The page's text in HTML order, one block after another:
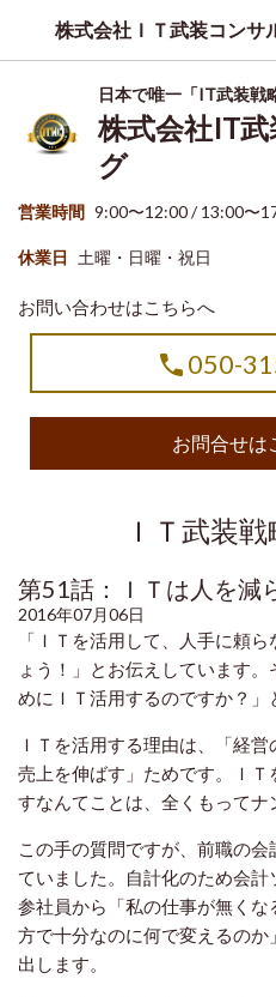
株式会社ＩＴ武装コンサ
日本で唯一「IT武装戦
株式会社IT
グ
営業時間 9:00〜12:00 / 13:00〜
休業日 土曜・日曜・祝日
お問い合わせはこちらへ
050-
お問合せは
ＩＴ武装
第51話：ＩＴは人を減
2016年07月06日
「ＩＴを活用して、人手に頼
ょう！」とお伝えしています
めにＩＴ活用するのですか？」
ＩＴを活用する理由は、「経
売上を伸ばす」ためです。Ｉ
すなんてことは、全くもってナ
この手の質問ですが、前職の
ていました。自計化のため会
参社員から「私の仕事が無くな
方で十分なのに何で変えるの
出します。